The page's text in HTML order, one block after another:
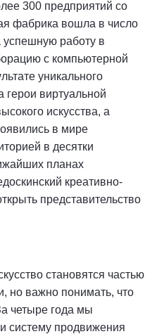
300 предприятий со
фабрика вошла в число
успешную работу в
с компьютерной
уникального
герои виртуальной
искусства, а
в мире
в десятки
планах
креативно-
представительство
становятся частью
но важно понимать, что
четыре года мы
систему продвижения